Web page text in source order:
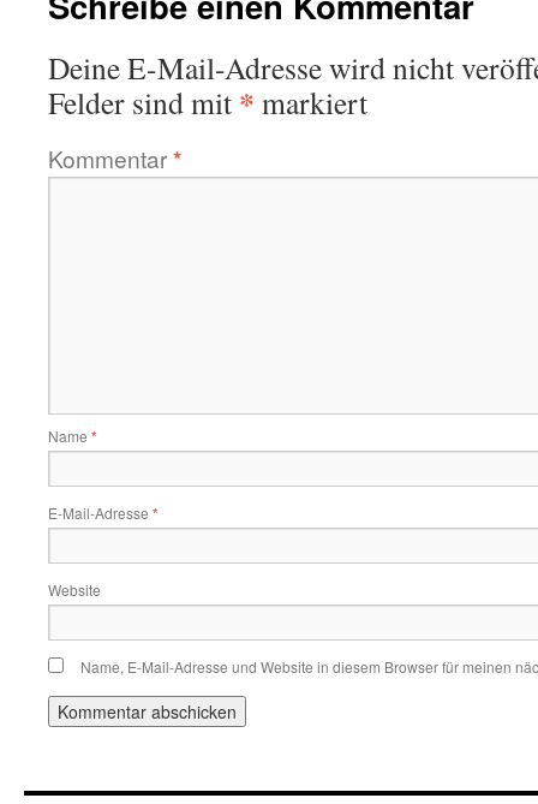
Deine E-Mail-Adresse wird nicht
Felder sind mit * markiert
Kommentar*
Name *
E-Mail-Adresse *
Website
Name, E-Mail-Adresse und Website in diesem Browser für meinen